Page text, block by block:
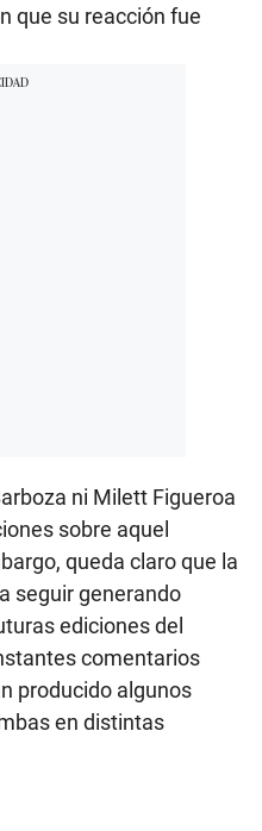
que su reacción fue
ni Milett Figueroa
sobre aquel
queda claro que la
seguir generando
ediciones del
comentarios
producido algunos
en distintas